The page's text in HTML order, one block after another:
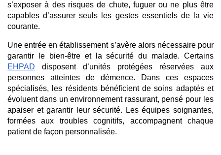
s’exposer à des risques de chute, fuguer ou ne plus être
capables d’assurer seuls les gestes essentiels de la vie
courante.
Une entrée en établissement s’avère alors nécessaire pour
EHPAD disposent d’unités protégées réservées aux
personnes atteintes de démence. Dans ces espaces
spécialisés, les résidents bénéficient de soins adaptés et
évoluent dans un environnement rassurant, pensé pour les
apaiser et garantir leur sécurité. Les équipes soignantes,
formées aux troubles cognitifs, accompagnent chaque
patient de façon personnalisée.